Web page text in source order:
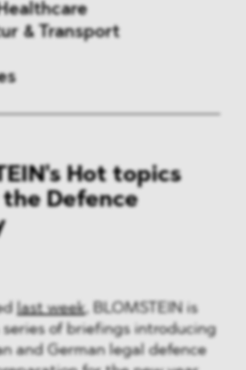
& Transport
Hot topics
the Defence
last week, BLOMSTEIN is
of briefings introducing
and German legal defence